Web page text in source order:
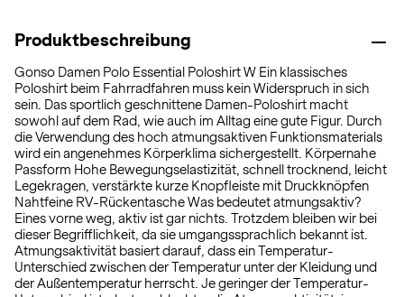
Produktbeschreibung
Gonso Damen Polo Essential Poloshirt W Ein klassisches
Poloshirt beim Fahrradfahren muss kein Widerspruch in sich
sein. Das sportlich geschnittene Damen-Poloshirt macht
sowohl auf dem Rad, wie auch im Alltag eine gute Figur. Durch
die Verwendung des hoch atmungsaktiven Funktionsmaterials
wird ein angenehmes Körperklima sichergestellt. Körpernahe
Passform Hohe Bewegungselastizität, schnell trocknend, leicht
Legekragen, verstärkte kurze Knopfleiste mit Druckknöpfen
Nahtfeine RV-Rückentasche Was bedeutet atmungsaktiv?
Eines vorne weg, aktiv ist gar nichts. Trotzdem bleiben wir bei
dieser Begrifflichkeit, da sie umgangssprachlich bekannt ist.
Atmungsaktivität basiert darauf, dass ein Temperatur-
Unterschied zwischen der Temperatur unter der Kleidung und
der Außentemperatur herrscht. Je geringer der Temperatur-